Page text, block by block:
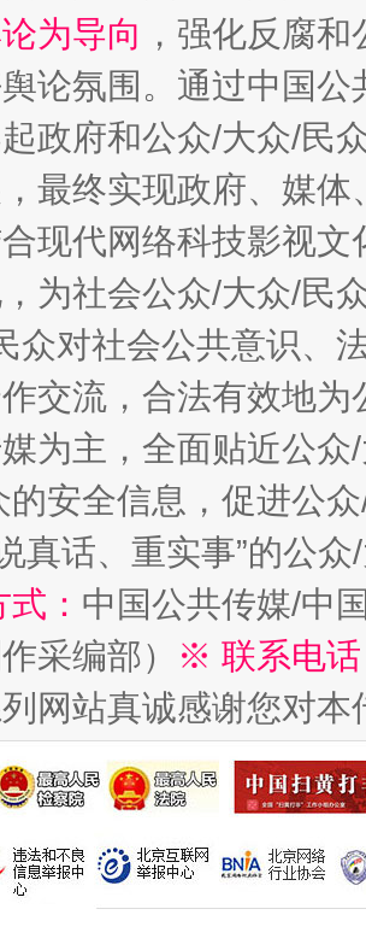
记警钟！ 谢
域中谋全局
今
魏明亮
为导向 ，强化反腐
论氛围。通过中国
政府和公众/大众/民
最终实现政府、媒
现代网络科技影视
为社会公众/大众/民
众对社会公共意识、
交流，合法有效地
为主，全面贴近公
的安全信息，促进公
真话、重实事”的公
： 中国公共传媒/中
采编部）
※ 联系电
网站真诚感谢您对